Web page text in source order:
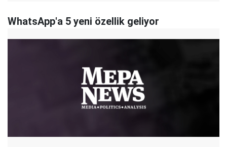
WhatsApp'a 5 yeni özellik geliyor